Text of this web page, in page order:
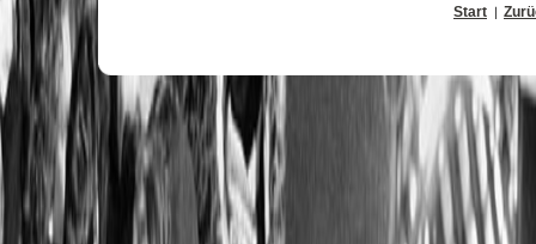
Start